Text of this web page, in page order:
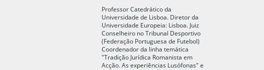
Professor Catedrático da
Universidade de Lisboa. Diretor da
Universidade Europeia: Lisboa. Juiz
Conselheiro no Tribunal Desportivo
(Federação Portuguesa de Futebol)
Coordenador da linha temática
"Tradição Jurídica Romanista em
Acção. As experiências Lusófonas" e